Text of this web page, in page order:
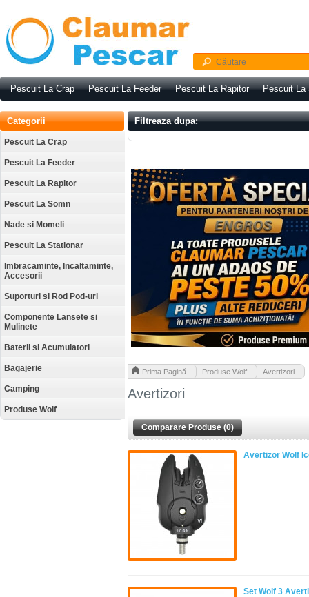
Pescuit La Crap Pescuit La Feeder Pescuit La Rapitor Pescuit La
Categorii
Pescuit La Crap
Pescuit La Feeder
Pescuit La Rapitor
Pescuit La Somn
Nade si Momeli
Pescuit La Stationar
Imbracaminte, Incaltaminte,
Accesorii
Suporturi si Rod Pod-uri
Componente Lansete si
Mulinete
Baterii si Acumulatori
Bagajerie
Camping
Produse Wolf
Filtreaza dupa:
Prima Pagină Produse Wolf Avertizori
Avertizori
Comparare Produse (0)
Avertizor Wolf
Set Wolf 3